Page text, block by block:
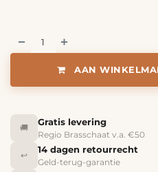
AAN
🚚
Gratis levering
Regio Brasschaat v.a. €50
↩️
14 dagen retourrecht
Geld-terug-garantie